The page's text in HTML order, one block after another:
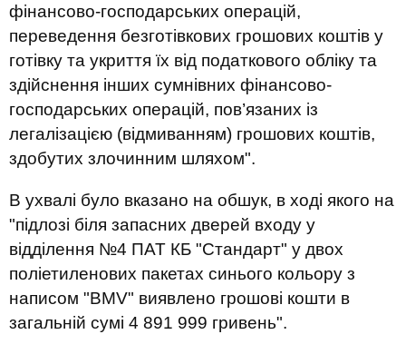
фінансово-господарських операцій,
переведення безготівкових грошових коштів у
готівку та укриття їх від податкового обліку та
здійснення інших сумнівних фінансово-
господарських операцій, пов’язаних із
легалізацією (відмиванням) грошових коштів,
здобутих злочинним шляхом".
В ухвалі було вказано на обшук, в ході якого на
"підлозі біля запасних дверей входу у
відділення №4 ПАТ КБ "Стандарт" у двох
поліетиленових пакетах синього кольору з
написом "BMV" виявлено грошові кошти в
загальній сумі 4 891 999 гривень".